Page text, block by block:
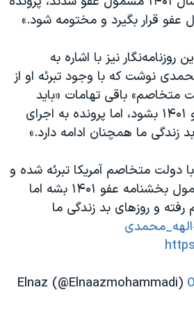
عفو قرار بگیرد و مختومه شود.»
روزنامه‌نگار نیز با اشاره به
نوشت که با وجود تبرئه او از
متخاصم» باقی تهامات «باید
مشمول بخشنامه عفو ۱۴۰۱ بشود، اما پرونده به اجرای
زندگی ما همچنان ادامه دارد.»
دولت متخاصم آمریکا تبرئه شده و
بقیه اتهامات باید مشمول بخشنامه عفو ۱۴۰۱ بشه اما
رفته و روزهای بد زندگی ما